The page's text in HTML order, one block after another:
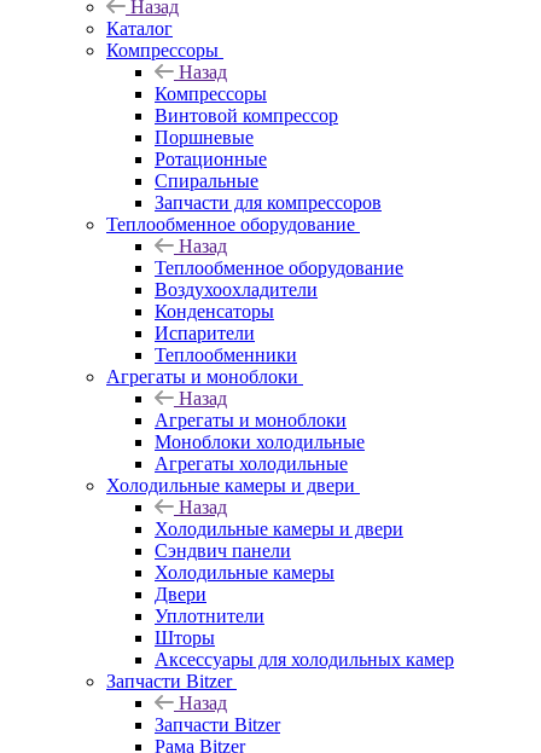
Назад
Каталог
Компрессоры
Назад
Компрессоры
Винтовой компрессор
Поршневые
Ротационные
Спиральные
Запчасти для компрессоров
Теплообменное оборудование
Назад
Теплообменное оборудование
Воздухоохладители
Конденсаторы
Испарители
Теплообменники
Агрегаты и моноблоки
Назад
Агрегаты и моноблоки
Моноблоки холодильные
Агрегаты холодильные
Холодильные камеры и двери
Назад
Холодильные камеры и двери
Сэндвич панели
Холодильные камеры
Двери
Уплотнители
Шторы
Аксессуары для холодильных камер
Запчасти Bitzer
Назад
Запчасти Bitzer
Рама Bitzer